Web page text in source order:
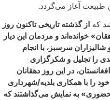
طبیعت آغاز می‌گردد.
که از گذشته تاریخی تاکنون روز
‌خوانده‌اند و مردمان این دیار
سرسبز، با انجام
را تجلیل و شکرگزاری
در این روز دهقانان
را با همکاری بلدیه/شهرداری
به نمایش می‌گذاشتند که